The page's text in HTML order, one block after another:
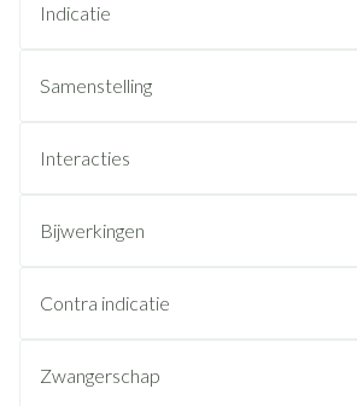
Indicatie
Samenstelling
Interacties
Bijwerkingen
Contra indicatie
Zwangerschap